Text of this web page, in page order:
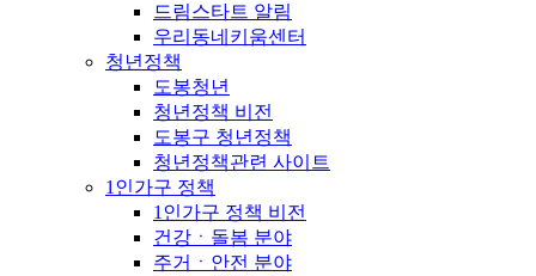
드림스타트 알림
우리동네키움센터
청년정책
도봉청년
청년정책 비전
도봉구 청년정책
청년정책관련 사이트
1인가구 정책
1인가구 정책 비전
건강ㆍ돌봄 분야
주거ㆍ안전 분야